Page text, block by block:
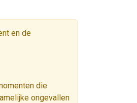
en de
die
ongevallen